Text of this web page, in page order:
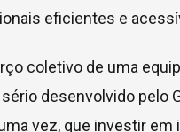
eficientes e
coletivo de uma
desenvolvido pelo
vez, que investir